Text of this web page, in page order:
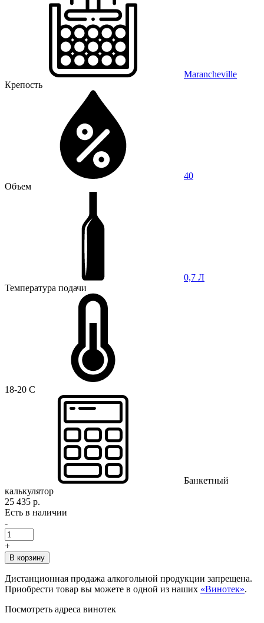
Marancheville
Крепость
40
Объем
0,7 Л
Температура подачи
18-20 C
Банкетный
калькулятор
25 435 р.
Есть в наличии
-
+
В корзину
Дистанционная продажа алкогольной продукции запрещена.
Приобрести товар вы можете в одной из наших «Винотек».
Посмотреть адреса винотек